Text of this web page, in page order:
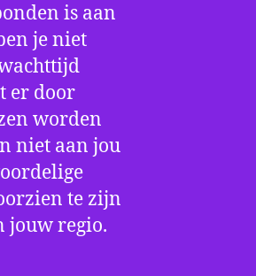
is aan
je niet
er door
worden
niet aan jou
te zijn
jouw regio.